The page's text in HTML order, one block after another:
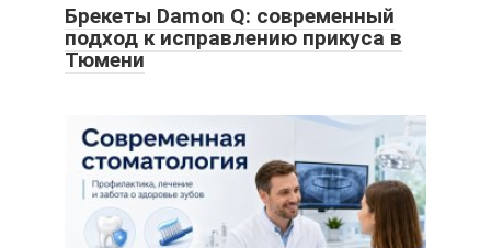
Брекеты Damon Q: современный
подход к исправлению прикуса в
Тюмени